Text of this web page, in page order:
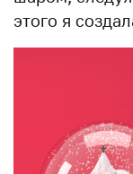
этого я